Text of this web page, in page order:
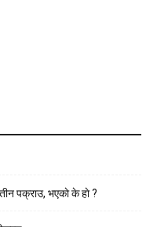
पक्राउ, भएकाे के हाे ?